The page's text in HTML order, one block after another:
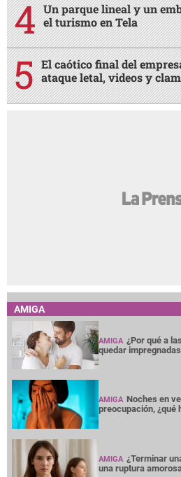
Un parque lineal y un
el turismo en Tela
El caótico final del
ataque letal, videos y
AMIGA
AMIGA ¿Por qué a
quedar
AMIGA Noches en
preocupación, ¿qué
AMIGA ¿Terminar
una ruptura